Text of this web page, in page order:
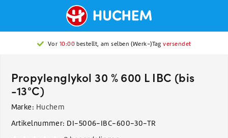
Vor 10:00bestellt, am selben (Werk-)Tagversendet
Propylenglykol 30 % 600 L IBC (bis
-13°C)
Marke: Huchem
Artikelnummer: DI-5006-IBC-600-30-TR